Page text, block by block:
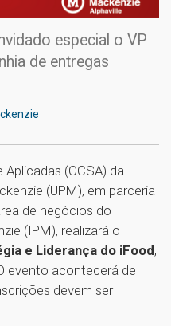
especial o VP
de entregas
Aplicadas (CCSA) da
(UPM), em parceria
de negócios do
(IPM), realizará o
e Liderança do iFood,
evento acontecerá de
devem ser